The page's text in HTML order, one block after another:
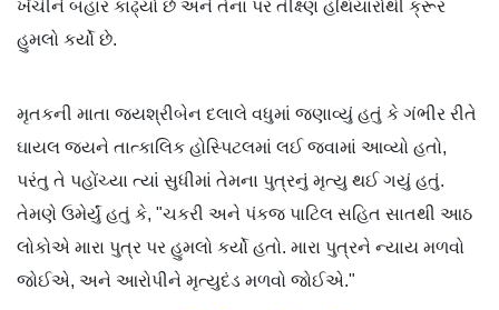
ખેંચીને બહાર કાઢ્યો છે અને તેના પર તીક્ષ્ણ હથિયારોથી ક્રૂર
હુમલો કર્યો છે.
મૃતકની માતા જયશ્રીબેન દલાલે વધુમાં જણાવ્યું હતું કે ગંભીર રીતે
ઘાયલ જયને તાત્કાલિક હોસ્પિટલમાં લઈ જવામાં આવ્યો હતો,
પરંતુ તે પહોંચ્યા ત્યાં સુધીમાં તેમના પુત્રનું મૃત્યુ થઈ ગયું હતું.
તેમણે ઉમેર્યું હતું કે, "ચકરી અને પંકજ પાટિલ સહિત સાતથી આઠ
લોકોએ મારા પુત્ર પર હુમલો કર્યો હતો. મારા પુત્રને ન્યાય મળવો
જોઈએ, અને આરોપીને મૃત્યુદંડ મળવો જોઈએ."